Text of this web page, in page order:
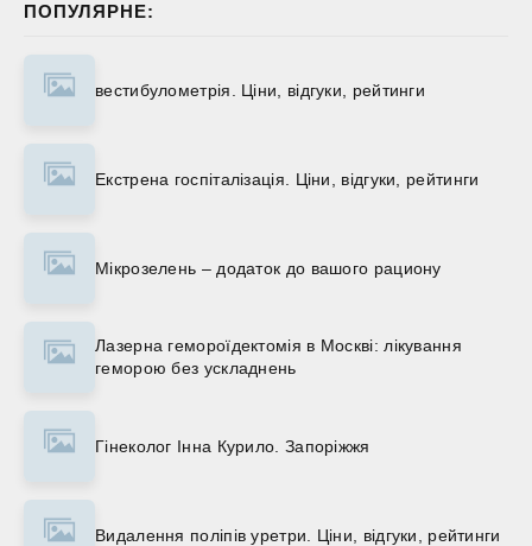
ПОПУЛЯРНЕ:
вестибулометрія. Ціни, відгуки, рейтинги
Екстрена госпіталізація. Ціни, відгуки, рейтинги
Мікрозелень – додаток до вашого рациону
Лазерна гемороїдектомія в Москві: лікування
геморою без ускладнень
Гінеколог Інна Курило. Запоріжжя
Видалення поліпів уретри. Ціни, відгуки, рейтинги